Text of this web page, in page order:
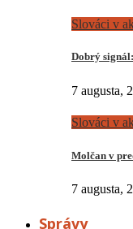
Slováci v
Dobrý
7 augusta,
Slováci v
Molčan v
7 augusta,
Správy